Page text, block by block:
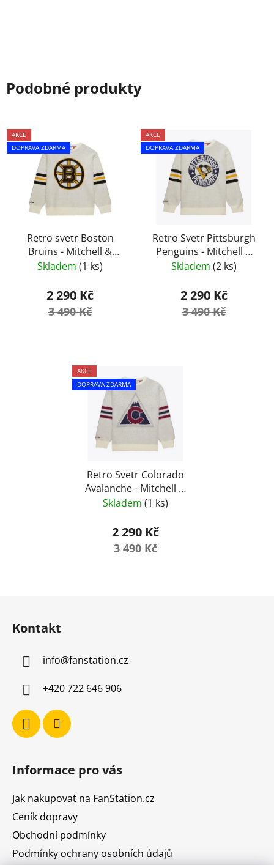
Podobné produkty
AKCE
DOPRAVA ZDARMA
Retro svetr Boston
Bruins - Mitchell &
Ness vel. M
Skladem (1 ks)
2 290 Kč
3 490 Kč
AKCE
DOPRAVA ZDARMA
Retro Svetr Pittsburgh
Penguins - Mitchell &
Ness
Skladem (2 ks)
2 290 Kč
3 490 Kč
AKCE
DOPRAVA ZDARMA
Retro Svetr Colorado
Avalanche - Mitchell &
Ness
Skladem (1 ks)
2 290 Kč
3 490 Kč
Kontakt
info@fanstation.cz
+420 722 646 906
Informace pro vás
Jak nakupovat na FanStation.cz
Ceník dopravy
Obchodní podmínky
Podmínky ochrany osobních údajů